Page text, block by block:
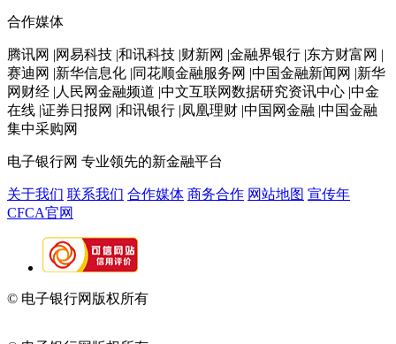
合作媒体
腾讯网 |网易科技 |和讯科技 |财新网 |金融界银行 |东方财富网 |
赛迪网 |新华信息化 |同花顺金融服务网 |中国金融新闻网 |新华
网财经 |人民网金融频道 |中文互联网数据研究资讯中心 |中金
在线 |证券日报网 |和讯银行 |凤凰理财 |中国网金融 |中国金融
集中采购网
电子银行网 专业领先的新金融平台
关于我们 联系我们 合作媒体 商务合作 网站地图 宣传年
CFCA官网
© 电子银行网版权所有